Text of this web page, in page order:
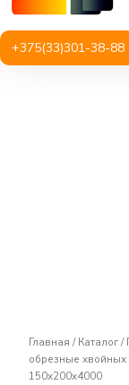
+375(33)301-38-88
Главная /Каталог/
обрезные хвойных
150х200х4000